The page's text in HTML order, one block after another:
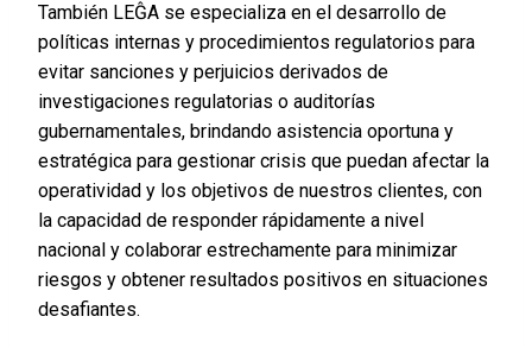
También LEĜA se especializa en el desarrollo de
políticas internas y procedimientos regulatorios para
evitar sanciones y perjuicios derivados de
investigaciones regulatorias o auditorías
gubernamentales, brindando asistencia oportuna y
estratégica para gestionar crisis que puedan afectar la
operatividad y los objetivos de nuestros clientes, con
la capacidad de responder rápidamente a nivel
nacional y colaborar estrechamente para minimizar
riesgos y obtener resultados positivos en situaciones
desafiantes.